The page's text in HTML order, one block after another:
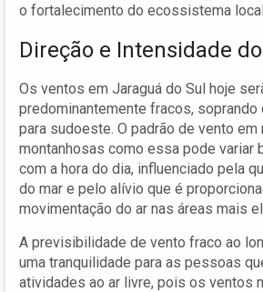
o fortalecimento do ecossistema
Direção e Intensidade
Os ventos em Jaraguá do Sul hoje
predominantemente fracos, soprando
para sudoeste. O padrão de vento em
montanhosas como essa pode variar
com a hora do dia, influenciado pela
do mar e pelo alívio que é
movimentação do ar nas áreas mais
A previsibilidade de vento fraco ao
uma tranquilidade para as pessoas
atividades ao ar livre, pois os ventos